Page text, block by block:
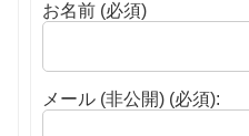
お名前 (必須)
メール (非公開) (必須):